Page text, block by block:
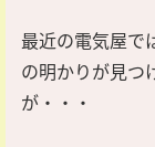
最近の電気屋で
の明かりが見つ
が・・・